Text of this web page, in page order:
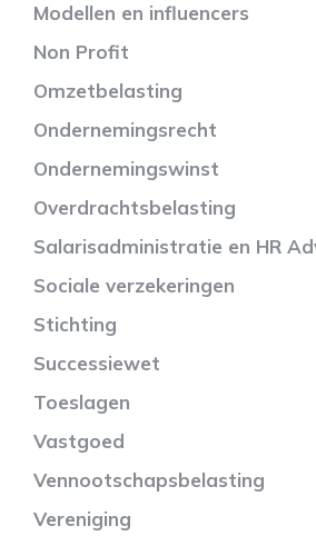
Modellen en influencers
Non Profit
Omzetbelasting
Ondernemingsrecht
Ondernemingswinst
Overdrachtsbelasting
Salarisadministratie en HR
Sociale verzekeringen
Stichting
Successiewet
Toeslagen
Vastgoed
Vennootschapsbelasting
Vereniging